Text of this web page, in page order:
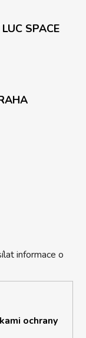
SPACE
informace o
ochrany